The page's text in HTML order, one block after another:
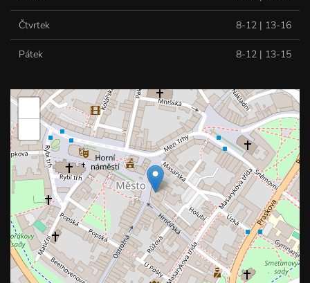
Čtvrtek 8-12 | 13-16
Pátek 8-12 | 13-15